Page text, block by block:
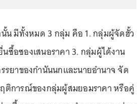
น มีทั้งหมด 3 กลุ่ม คือ 1. กลุ่มผู้จัดฮั้ว
อซองเสนอราคา 3. กลุ่มผู้ได้งาน
รยาของกำนันนกและนายอำนาจ จัด
ติการณ์ของกลุ่มผู้สมยอมราคา หรือคู่